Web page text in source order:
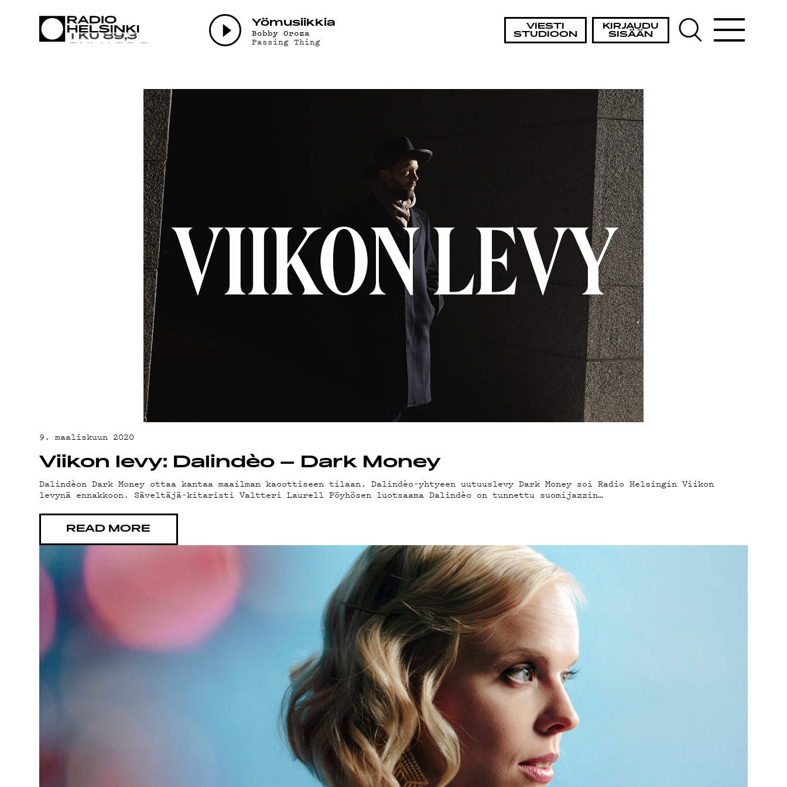
VIESTI
STUDIOON
KIRJAUDU
SISÄÄN
Yö­mu­siik­kia
Bobby Oroza
Passing Thing
AJANKOHTAISTA
OHJELMAT
TEKIJÄT
ON-DEMAND
PODCAST
MAINOSTA
YHTEYSTIEDOT
G LIVELAB
YSTÄVÄKLUBI
TIETOSUOJA
9. maaliskuun 2020
Viikon levy: Dalindèo – Dark Money
Dalindèon Dark Money ottaa kantaa maailman kaoottiseen tilaan. Dalindèo-yhtyeen uutuuslevy Dark Money soi Radio Helsingin Viikon
levynä ennakkoon. Säveltäjä-kitaristi Valtteri Laurell Pöyhösen luotsaama Dalindèo on tunnettu suomijazzin…
READ MORE